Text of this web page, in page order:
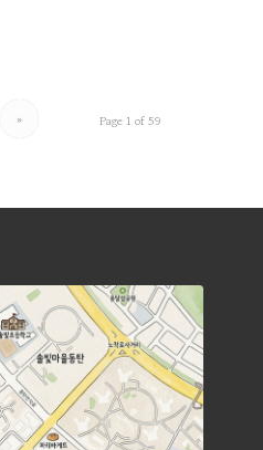
Page 1 of 59
»